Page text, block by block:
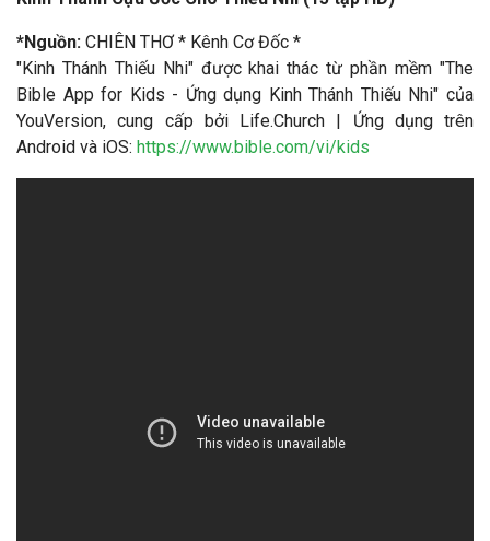
*Nguồn: CHIÊN THƠ * Kênh Cơ Đốc *
"Kinh Thánh Thiếu Nhi" được khai thác từ phần mềm "The
Bible App for Kids - Ứng dụng Kinh Thánh Thiếu Nhi" của
YouVersion, cung cấp bởi Life.Church | Ứng dụng trên
Android và iOS: https://www.bible.com/vi/kids